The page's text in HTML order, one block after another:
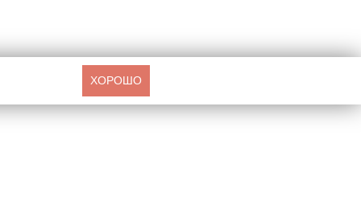
ХОРОШО